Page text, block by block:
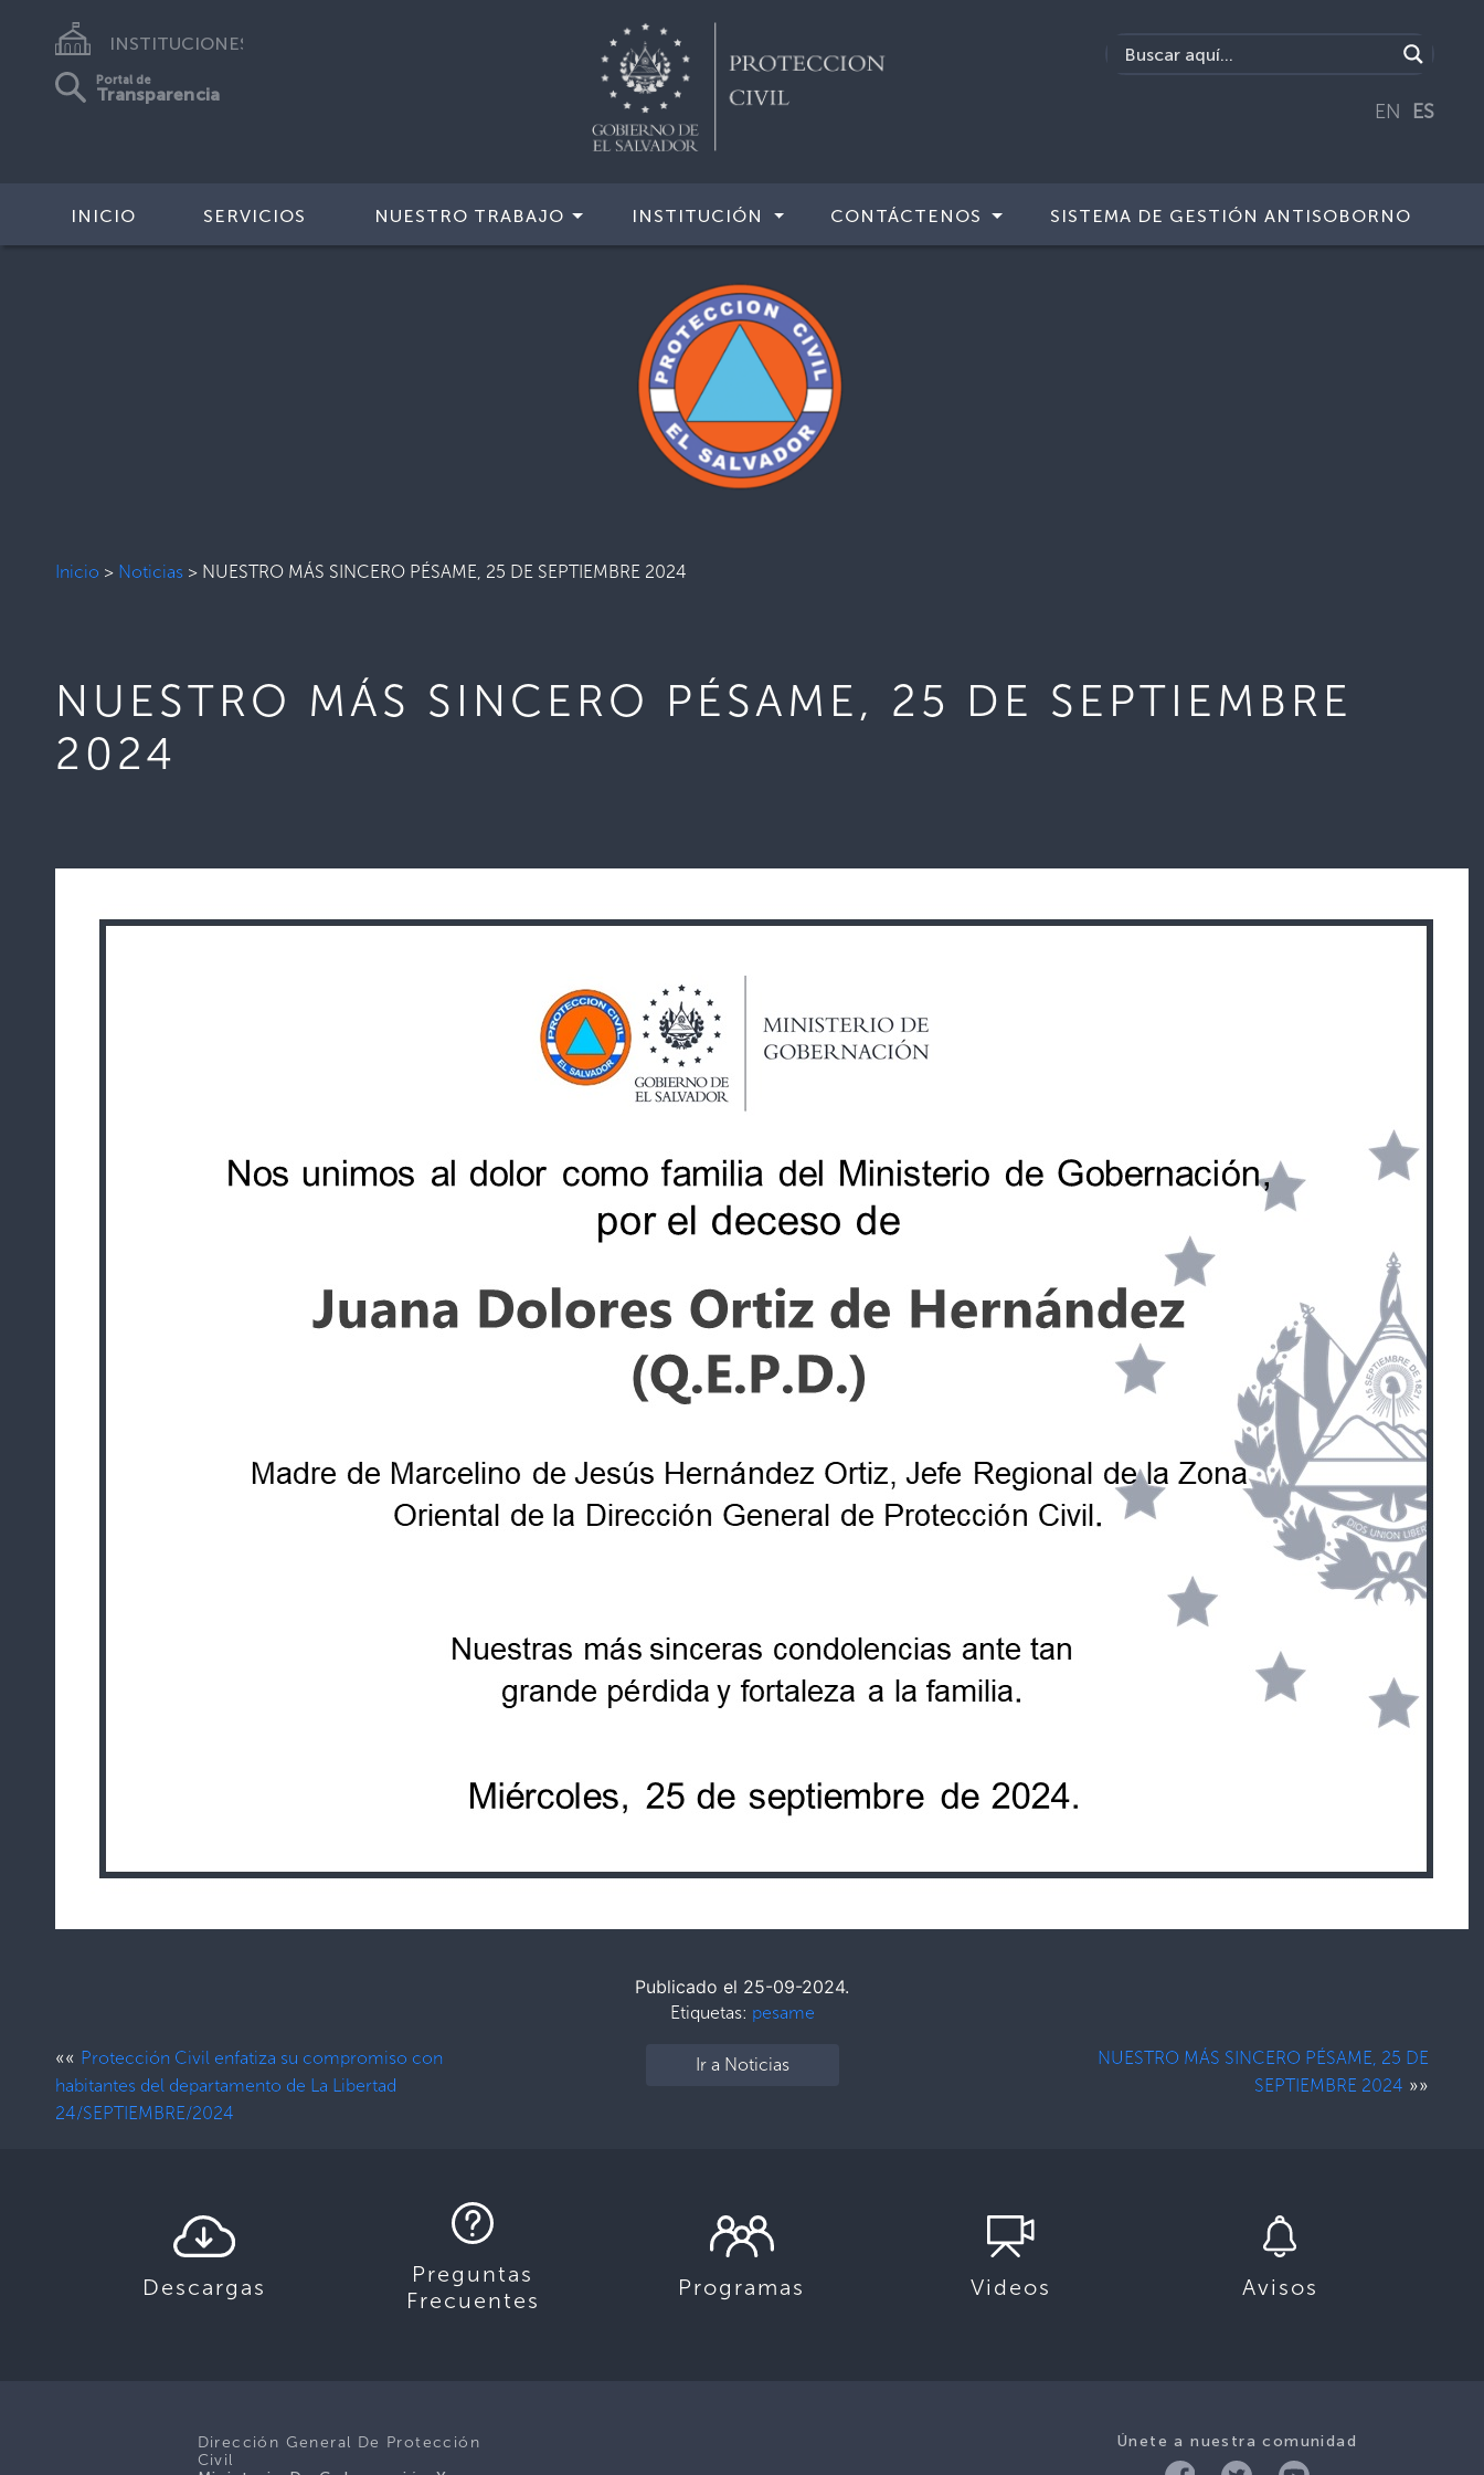
INSTITUCIONES
Portal de
Transparencia
EN ES
INICIO SERVICIOS NUESTRO TRABAJO INSTITUCIÓN CONTÁCTENOS SISTEMA DE GESTIÓN ANTISOBORNO
Inicio > Noticias > NUESTRO MÁS SINCERO PÉSAME, 25 DE SEPTIEMBRE 2024
NUESTRO MÁS SINCERO PÉSAME, 25 DE SEPTIEMBRE
2024
Publicado el 25-09-2024.
Etiquetas: pesame
«« Protección Civil enfatiza su compromiso con
habitantes del departamento de La Libertad
24/SEPTIEMBRE/2024
Ir a Noticias
NUESTRO MÁS SINCERO PÉSAME, 25 DE
SEPTIEMBRE 2024 »»
Descargas
Preguntas
Frecuentes
Programas Videos Avisos
Únete a nuestra comunidad
Dirección General De Protección
Civil